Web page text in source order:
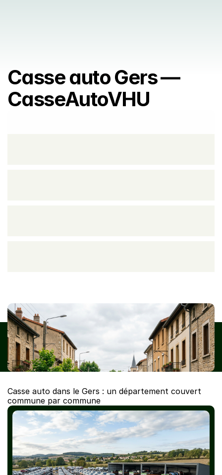
Casse auto Gers —
CasseAutoVHU
CasseAutoVHU enlève votre épave partout dans le Gers (32),
même en zone rurale. Devis gratuit, certificat de destruction,
pièces de réemploi via Careco.
Casse auto dans le Gers : un département couvert
commune par commune